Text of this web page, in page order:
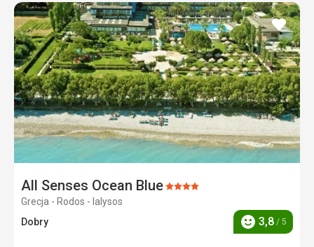
All Senses Ocean BlueOcena:
Grecja - Rodos - Ialysos
Dobry
Ocena
3,8 / 5
dodaj
do